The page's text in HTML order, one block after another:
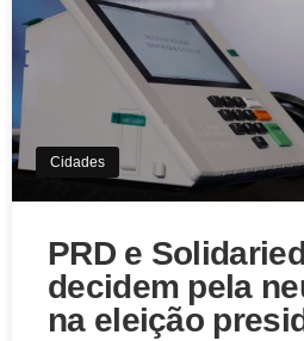
Cidades
PRD e
decidem pela
na eleição